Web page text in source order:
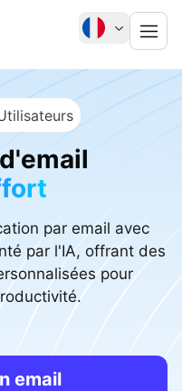
par email avec
par l'IA, offrant des
pour
email